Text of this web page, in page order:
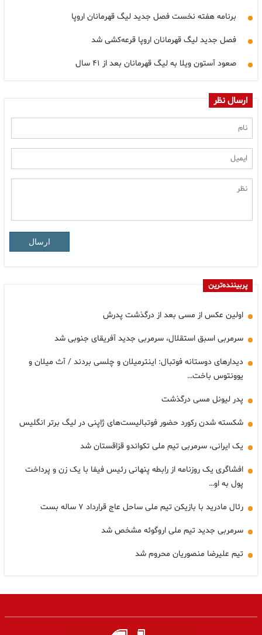
برنامه هفته نخست فصل جدید لیگ قهرمانان اروپا
فصل جدید لیگ قهرمانان اروپا قرعه‌کشی شد
صعود آستون ویلا به لیگ قهرمانان بعد از ۴۱ سال
ارسال نظر
ارسال
پربیننده‌ترین
اولین عکس از مسی بعد از درگذشت پدرش
سرمربی اسبق استقلال، سرمربی جدید آفریقای جنوبی شد
دیدارهای دوستانه فوتبال: اینترمیلان و چلسی بردند / آث میلان و
یوونتوس باخت…
پدر لیونل مسی درگذشت
شکسته شدن رکورد حضور فوتبالیست‌های ژاپنی در لیگ برتر انگلیس
یک ایرانی، سرمربی تیم ملی تکواندو قزاقستان شد
افشاگری یک روزنامه از رابطه پنهانی رئیس فیفا با یک زن و پرداخت
پول به او…
رئال مادرید با بازیکن تیم ملی ساحل عاج قرارداد ۷ ساله بست
سرمربی جدید تیم ملی اروگوئه مشخص شد
تیم علیرضا منصوریان محروم شد